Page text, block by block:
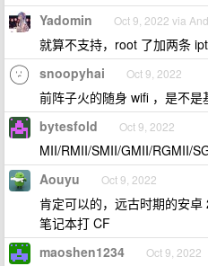
Yadomin Oct 9, 2022 via
就算不支持，root 了加两条
snoopyhai Oct 9, 2022
前阵子火的随身 wifi ，是不是
bytesfold Oct 9, 2022
MII/RMII/SMII/GMII/RGMII/
Aouyu Oct 9, 2022
肯定可以的，远古时期的安
笔记本打 CF
maoshen1234 Oct 9, 2022